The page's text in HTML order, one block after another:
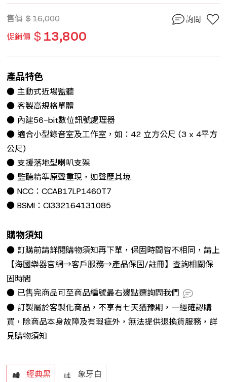
售價 $16,000
促銷價 $13,800
詢問
產品特色
● 主動式近場監聽
● 客製高規格單體
● 內建56-bit數位訊號處理器
● 適合小型錄音室及工作室，如：42 立方公尺 (3 x 4平方
公尺)
● 支援落地型喇叭支架
● 監聽精準原聲重現，如聲歷其境
● NCC：CCAB17LP1460T7
● BSMI：CI332164131085
購物須知
● 訂購前請詳閱購物須知再下單，保固時間皆不相同，請上
【海國樂器官網→客戶服務→產品保固/註冊】查詢相關保
固時間
● 已售完商品可至商品編號最右邊點選詢問我們
● 訂製屬於客製化商品，不享有七天猶豫期，一經確認購
買，除商品本身故障及有瑕疵外，無法提供退換貨服務，詳
見購物須知
經典黑 象牙白